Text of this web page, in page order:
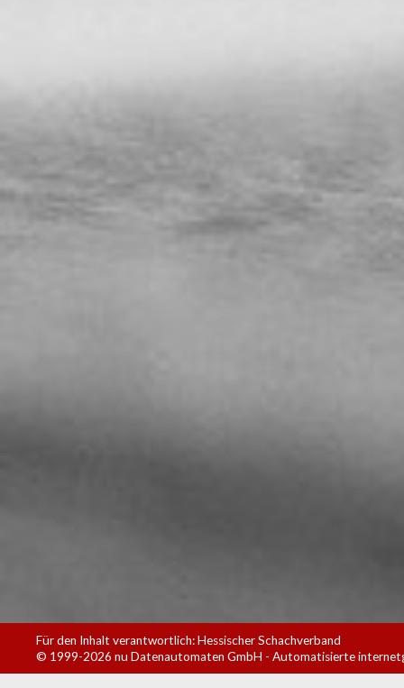
Für den Inhalt verantwortlich: Hessischer Schachverband
© 1999-2026 nu Datenautomaten GmbH - Automatisierte